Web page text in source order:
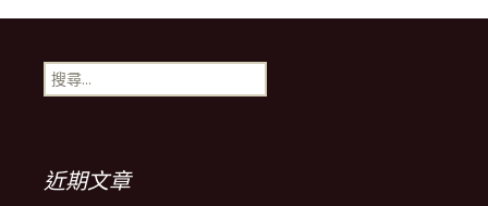
導
覽
列
搜
尋
近期文章